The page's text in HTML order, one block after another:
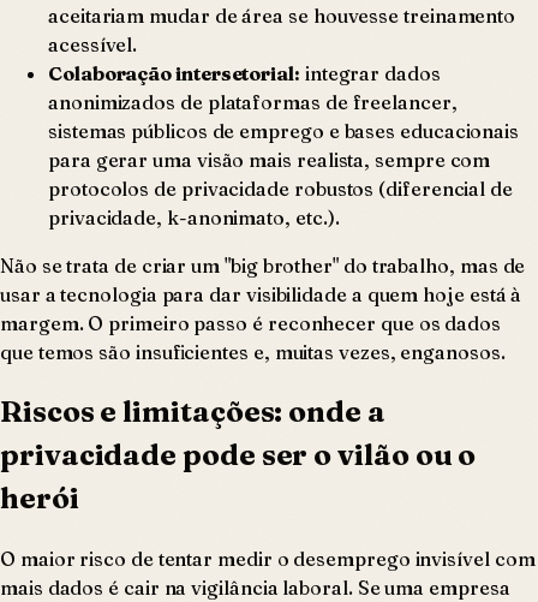
aceitariam mudar de área se houvesse treinamento
acessível.
Colaboração intersetorial: integrar dados
anonimizados de plataformas de freelancer,
sistemas públicos de emprego e bases educacionais
para gerar uma visão mais realista, sempre com
protocolos de privacidade robustos (diferencial de
privacidade, k-anonimato, etc.).
Não se trata de criar um "big brother" do trabalho, mas de
usar a tecnologia para dar visibilidade a quem hoje está à
margem. O primeiro passo é reconhecer que os dados
que temos são insuficientes e, muitas vezes, enganosos.
Riscos e limitações: onde a
privacidade pode ser o vilão ou o
herói
O maior risco de tentar medir o desemprego invisível com
mais dados é cair na vigilância laboral. Se uma empresa